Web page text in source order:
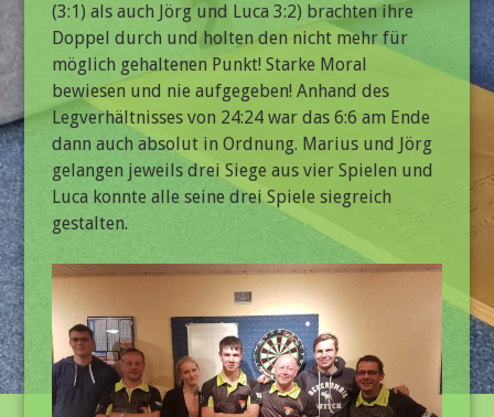
(3:1) als auch Jörg und Luca 3:2) brachten ihre
Doppel durch und holten den nicht mehr für
möglich gehaltenen Punkt! Starke Moral
bewiesen und nie aufgegeben! Anhand des
Legverhältnisses von 24:24 war das 6:6 am Ende
dann auch absolut in Ordnung. Marius und Jörg
gelangen jeweils drei Siege aus vier Spielen und
Luca konnte alle seine drei Spiele siegreich
gestalten.